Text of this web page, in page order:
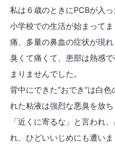
私は６歳のときにPCBが入っ
小学校での生活が始まって
痛、多量の鼻血の症状が現れ
臭くて痛くて、患部は熱感
まりませんでした。
背中にできた”おでき”は白
れた粘液は強烈な悪臭を放
「近くに寄るな」と言われ
れ、ひどいいじめにも遭いま